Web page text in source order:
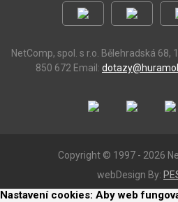
NetComp, spol. s r.o. Bělehradská 68,
850 672 Email:
Copyright © 1997 - 2026
webDesign By:
Nastavení cookies: Aby web